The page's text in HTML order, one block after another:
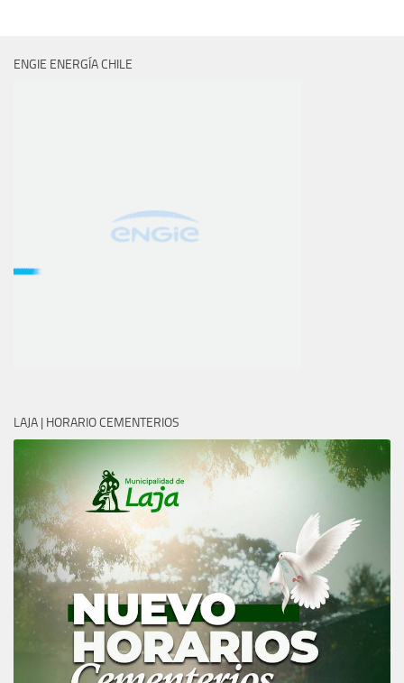
ENGIE ENERGÍA CHILE
LAJA | HORARIO CEMENTERIOS